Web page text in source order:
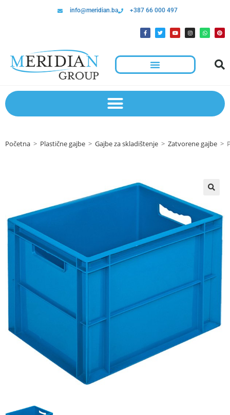
info@meridian.ba +387 66 000 497
Početna > Plastične gajbe > Gajbe za skladištenje > Zatvorene gajbe >